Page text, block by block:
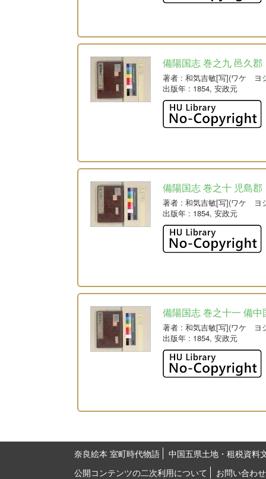
備陽国志 巻之九 邑久郡
著者 : 和気吉敏[写](ワケ ヨ
出版年 : 1854, 安政元
備陽国志 巻之十 児島郡
著者 : 和気吉敏[写](ワケ ヨ
出版年 : 1854, 安政元
備陽国志 巻之十一 備中
著者 : 和気吉敏[写](ワケ ヨ
出版年 : 1854, 安政元
奈良絵本 室町時代物語
中国五県土地・租税資料
公開コンテンツの二次利用について
お問い合わせ